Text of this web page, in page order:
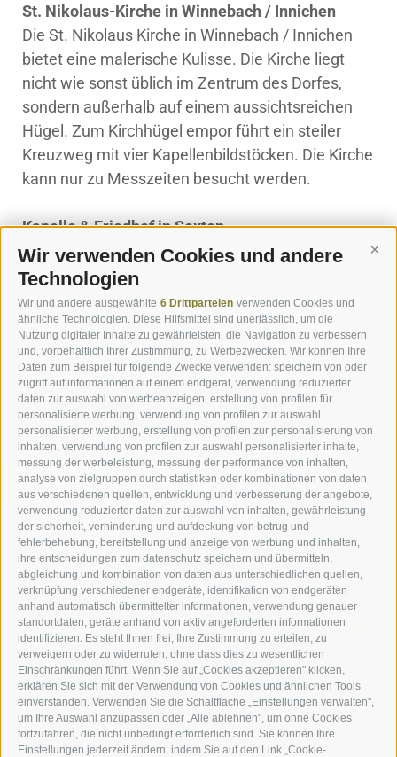
Wir verwenden Cookies und andere
Technologien
Wir und andere ausgewählte 6 Drittparteien verwenden Cookies und
ähnliche Technologien. Diese Hilfsmittel sind unerlässlich, um die
Nutzung digitaler Inhalte zu gewährleisten, die Navigation zu verbessern
und, vorbehaltlich Ihrer Zustimmung, zu Werbezwecken. Wir können Ihre
Daten zum Beispiel für folgende Zwecke verwenden: speichern von oder
zugriff auf informationen auf einem endgerät, verwendung reduzierter
daten zur auswahl von werbeanzeigen, erstellung von profilen für
personalisierte werbung, verwendung von profilen zur auswahl
personalisierter werbung, erstellung von profilen zur personalisierung von
inhalten, verwendung von profilen zur auswahl personalisierter inhalte,
messung der werbeleistung, messung der performance von inhalten,
analyse von zielgruppen durch statistiken oder kombinationen von daten
aus verschiedenen quellen, entwicklung und verbesserung der angebote,
verwendung reduzierter daten zur auswahl von inhalten, gewährleistung
der sicherheit, verhinderung und aufdeckung von betrug und
fehlerbehebung, bereitstellung und anzeige von werbung und inhalten,
ihre entscheidungen zum datenschutz speichern und übermitteln,
abgleichung und kombination von daten aus unterschiedlichen quellen,
verknüpfung verschiedener endgeräte, identifikation von endgeräten
anhand automatisch übermittelter informationen, verwendung genauer
standortdaten, geräte anhand von aktiv angeforderten informationen
identifizieren. Es steht Ihnen frei, Ihre Zustimmung zu erteilen, zu
verweigern oder zu widerrufen, ohne dass dies zu wesentlichen
Einschränkungen führt. Wenn Sie auf „Cookies akzeptieren" klicken,
erklären Sie sich mit der Verwendung von Cookies und ähnlichen Tools
einverstanden. Verwenden Sie die Schaltfläche „Einstellungen verwalten",
um Ihre Auswahl anzupassen oder „Alle ablehnen", um ohne Cookies
fortzufahren, die nicht unbedingt erforderlich sind. Sie können Ihre
Einstellungen jederzeit ändern, indem Sie auf den Link „Cookie-
St. Nikolaus-Kirche in Winnebach / Innichen
Die St. Nikolaus Kirche in Winnebach / Innichen
bietet eine malerische Kulisse. Die Kirche liegt
nicht wie sonst üblich im Zentrum des Dorfes,
sondern außerhalb auf einem aussichtsreichen
Hügel. Zum Kirchhügel empor führt ein steiler
Kreuzweg mit vier Kapellenbildstöcken. Die Kirche
kann nur zu Messzeiten besucht werden.
Kapelle & Friedhof in Sexten
Der Totentanz, das wichtigste Werk von Rudolf
Stolz, ziert den Friedhof in Sexten. Weitere
Fresken des bedeutenden Malers sind in der St.
Josefs Kirche in Moos.
ZIMMER & SUITEN
ZIMMER